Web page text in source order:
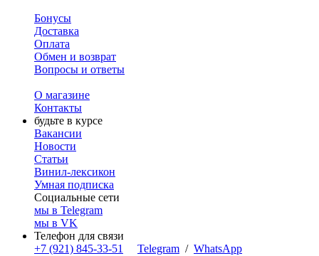
Бонусы
Доставка
Оплата
Обмен и возврат
Вопросы и ответы
О магазине
Контакты
будьте в курсе
Вакансии
Новости
Статьи
Винил-лексикон
Умная подписка
Социальные сети
мы в Telegram
мы в VK
Телефон для связи
+7 (921) 845-33-51
Telegram / WhatsApp